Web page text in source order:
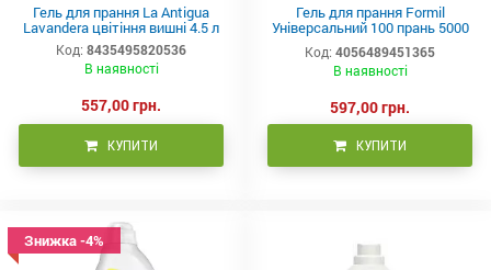
Гель для прання La Antigua
Lavandera цвітіння вишні 4.5 л
Код: 8435495820536
В наявності
557,00 грн.
КУПИТИ
Гель для прання Formil
Універсальний 100 прань 5000
Код: 4056489451365
В наявності
597,00 грн.
КУПИТИ
Знижка -4%